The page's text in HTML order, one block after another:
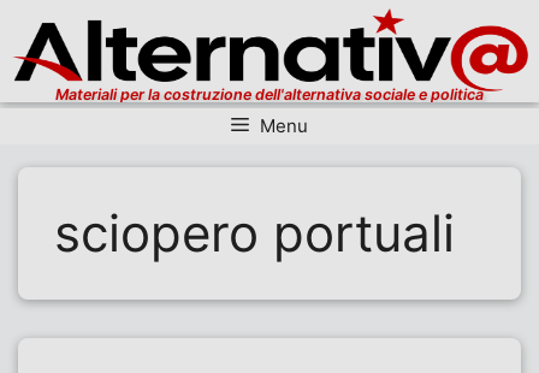
Materiali per la costruzione dell'alternativa sociale e politica
Menu
sciopero portuali